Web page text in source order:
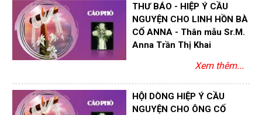
THƯ BÁO - HIỆP Ý CẦU
NGUYỆN CHO LINH HỒN BÀ
CỐ ANNA - Thân mẫu Sr.M.
Anna Trần Thị Khai
Xem thêm...
HỘI DÒNG HIỆP Ý CẦU
NGUYỆN CHO ÔNG CỐ